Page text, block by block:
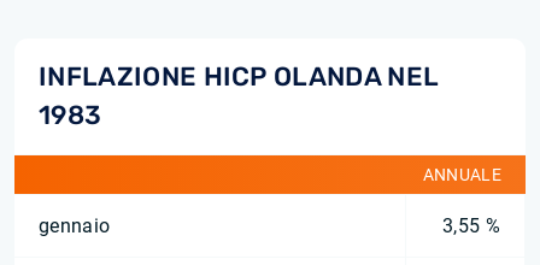
INFLAZIONE HICP OLANDA NEL
1983
ANNUALE
gennaio 3,55 %